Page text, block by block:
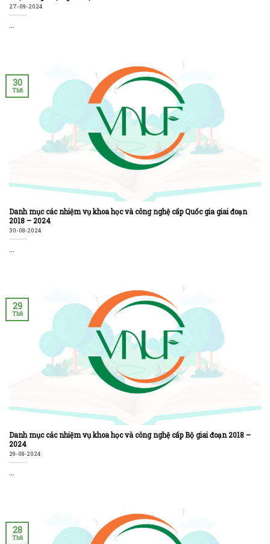
27-09-2024
...
Danh mục các nhiệm vụ khoa học và công nghệ cấp Quốc gia giai đoạn
2018 – 2024
30-08-2024
30
Th8
Danh mục các nhiệm vụ khoa học và công nghệ cấp Bộ giai đoạn 2018 –
2024
29-08-2024
...
29
Th8
28
Th8